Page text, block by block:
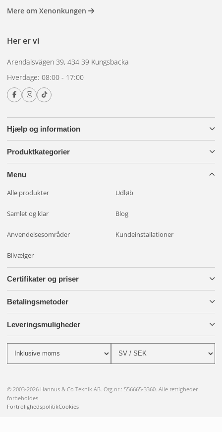
Hjælp og information
Produktkategorier
Menu
Alle produkter Udløb
Samlet og klar Blog
Anvendelsesområder Kundeinstallationer
Bilvælger
Mere om Xenonkungen
Her er vi
Arendalsvägen 39, 434 39 Kungsbacka
Hverdage: 08:00 - 17:00
Certifikater og priser
Betalingsmetoder
Leveringsmuligheder
© 2003-2026 Hannus & Co Teknik AB. Org.nr.: 556665-3360. Alle rettigheder
forbeholdes.
FortrolighedspolitikCookies